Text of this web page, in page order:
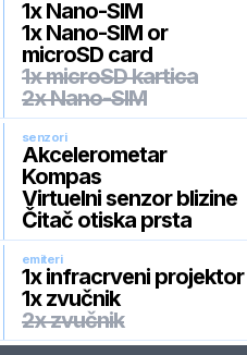
1x Nano-SIM
1x Nano-SIM or
microSD card
1x microSD kartica
2x Nano-SIM
senzori
Akcelerometar
Kompas
Virtuelni senzor blizine
Čitač otiska prsta
emiteri
1x infracrveni projektor
1x zvučnik
2x zvučnik